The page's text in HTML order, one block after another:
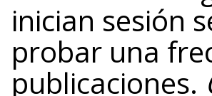
inician sesión
probar una
publicaciones.